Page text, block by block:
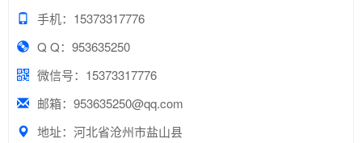
手机：15373317776
Q Q：953635250
微信号：15373317776
邮箱：953635250@qq.com
地址：河北省沧州市盐山县